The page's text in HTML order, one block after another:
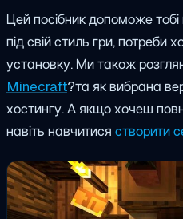
Цей посібник допоможе тобі
під свій стиль гри, потреби
установку. Ми також
Minecraft?та як вибрана
хостингу. А якщо хочеш
навіть навчитися створити